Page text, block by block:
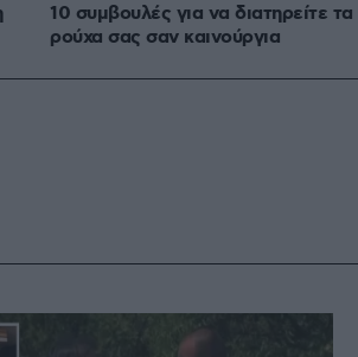
10 συμβουλές για να διατηρείτε τα
ρούχα σας σαν καινούργια